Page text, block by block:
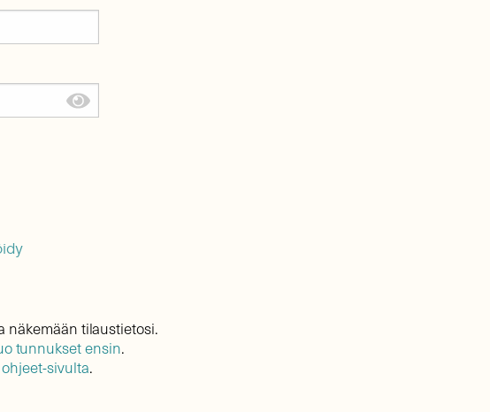
näkemään tilaustietosi.
tunnukset ensin.
ohjeet-sivulta.